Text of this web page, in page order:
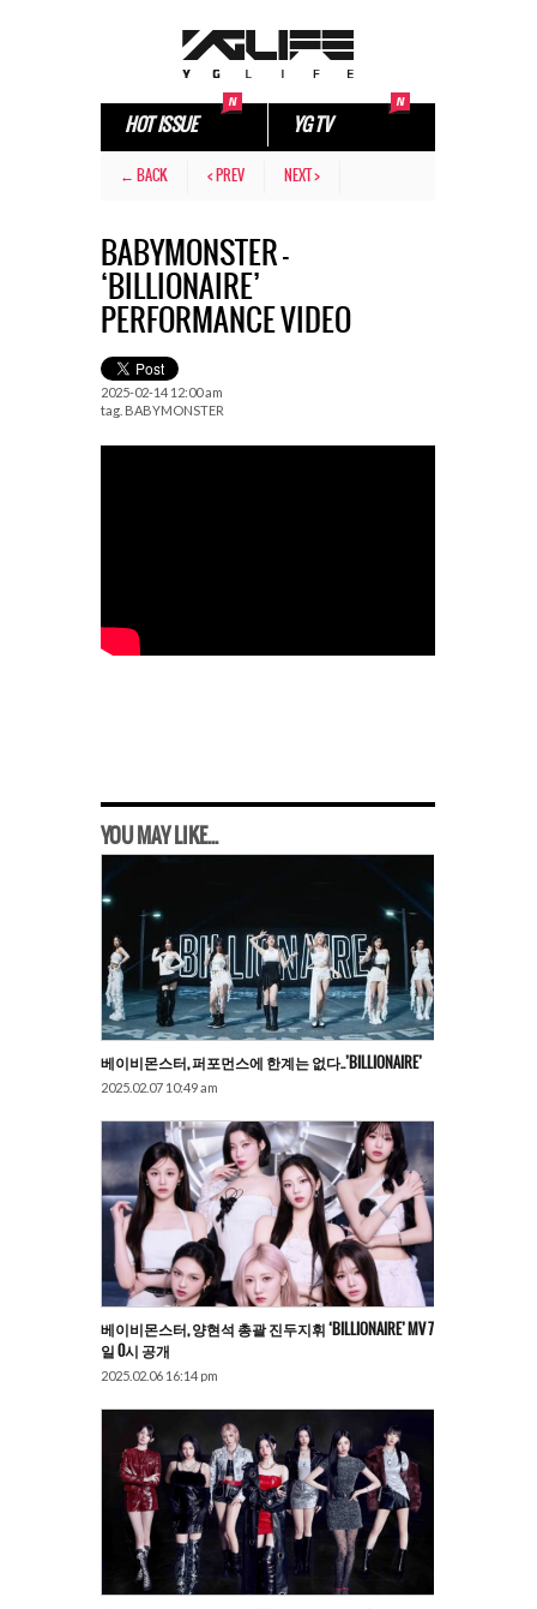
HOT ISSUE YG TV
← BACK < PREV NEXT >
BABYMONSTER –
‘BILLIONAIRE’
PERFORMANCE VIDEO
2025-02-14 12:00 am
tag. BABYMONSTER
YOU MAY LIKE...
베이비몬스터, 퍼포먼스에 한계는 없다..’BILLIONAIRE’
2025.02.07 10:49 am
베이비몬스터, 양현석 총괄 진두지휘 ‘BILLIONAIRE’ MV 7
일 0시 공개
2025.02.06 16:14 pm